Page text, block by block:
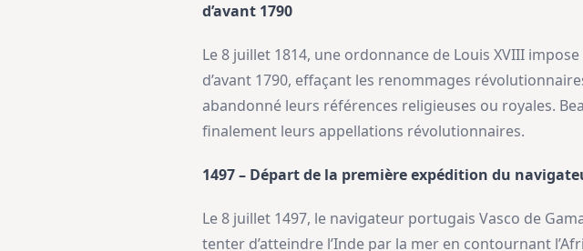
d’avant 1790
Le 8 juillet 1814, une ordonnance de Louis XVIII
d’avant 1790, effaçant les renommages
abandonné leurs références religieuses ou royales.
finalement leurs appellations révolutionnaires.
1497 – Départ de la première expédition du
Le 8 juillet 1497, le navigateur portugais Vasco de
tenter d’atteindre l’Inde par la mer en contournant